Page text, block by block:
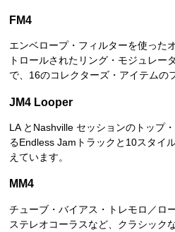
FM4
エンベロープ・フィルターを使った
トロールされたリング・モジュレー
で、16のコレクターズ・アイテムの
JM4 Looper
LA とNashville セッションのトップ
るEndless Jamトラックと10スタイ
えています。
MM4
チューブ・バイアス・トレモロ／ロ
ステレオコーラスなど、クラシック